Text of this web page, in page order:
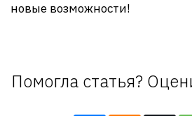
новые возможности!
Помогла статья?